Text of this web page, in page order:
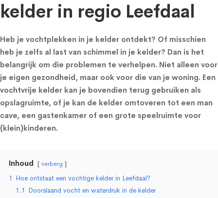
kelder in regio Leefdaal
Heb je vochtplekken in je kelder ontdekt? Of misschien
heb je zelfs al last van schimmel in je kelder? Dan is het
belangrijk om die problemen te verhelpen. Niet alleen voor
je eigen gezondheid, maar ook voor die van je woning. Een
vochtvrije kelder kan je bovendien terug gebruiken als
opslagruimte, of je kan de kelder omtoveren tot een man
cave, een gastenkamer of een grote speelruimte voor
(klein)kinderen.
Inhoud verberg
1 Hoe ontstaat een vochtige kelder in Leefdaal?
1.1 Doorslaand vocht en waterdruk in de kelder